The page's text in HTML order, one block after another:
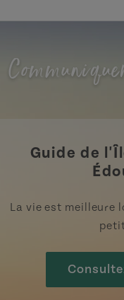
Guide de
La vie est meilleure